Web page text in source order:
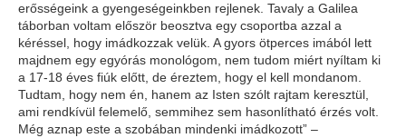
erősségeink a gyengeségeinkben rejlenek. Tavaly a Galilea
táborban voltam először beosztva egy csoportba azzal a
kéréssel, hogy imádkozzak velük. A gyors ötperces imából lett
majdnem egy egyórás monológom, nem tudom miért nyíltam ki
a 17-18 éves fiúk előtt, de éreztem, hogy el kell mondanom.
Tudtam, hogy nem én, hanem az Isten szólt rajtam keresztül,
ami rendkívül felemelő, semmihez sem hasonlítható érzés volt.
Még aznap este a szobában mindenki imádkozott” –